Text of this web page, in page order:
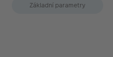
Základní parametry